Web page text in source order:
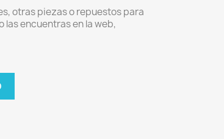
otras piezas o repuestos para
encuentras en la web,